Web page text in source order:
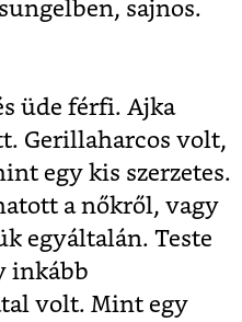
sajnos.
üde férfi. Ajka
Gerillaharcos volt,
egy kis szerzetes.
a nőkről, vagy
egyáltalán. Teste
inkább
volt. Mint egy